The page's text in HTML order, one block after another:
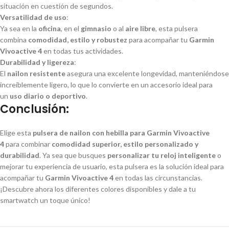
situación en cuestión de segundos.
Versatilidad de uso:
Ya sea en la oficina, en el gimnasio o al aire libre, esta pulsera
combina comodidad, estilo y robustez para acompañar tu Garmin
Vivoactive 4en todas tus actividades.
Durabilidad y ligereza:
El nailon resistenteasegura una excelente longevidad, manteniéndose
increíblemente ligero, lo que lo convierte en un accesorio ideal para
un uso diario o deportivo.
Conclusión:
Elige esta pulsera de nailon con hebilla para Garmin Vivoactive
4para combinar comodidad superior, estilo personalizado y
durabilidad. Ya sea que busques personalizar tu reloj inteligenteo
mejorar tu experiencia de usuario, esta pulsera es la solución ideal para
acompañar tu Garmin Vivoactive 4en todas las circunstancias.
¡Descubre ahora los diferentes colores disponibles y dale a tu
smartwatch un toque único!